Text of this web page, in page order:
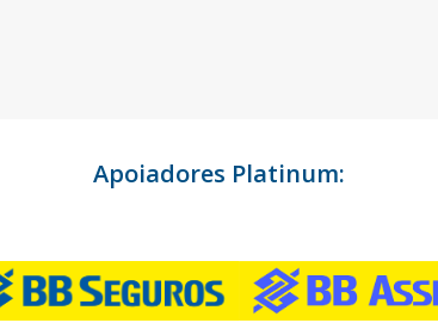
Apoiadores Platinum: